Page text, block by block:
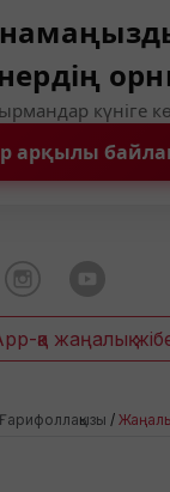
күніге
арқылы
қа жаңалық
/